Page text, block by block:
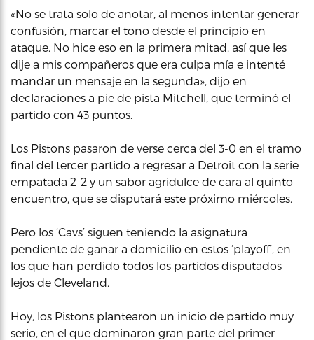
«No se trata solo de anotar, al menos intentar generar
confusión, marcar el tono desde el principio en
ataque. No hice eso en la primera mitad, así que les
dije a mis compañeros que era culpa mía e intenté
mandar un mensaje en la segunda», dijo en
declaraciones a pie de pista Mitchell, que terminó el
partido con 43 puntos.
Los Pistons pasaron de verse cerca del 3-0 en el tramo
final del tercer partido a regresar a Detroit con la serie
empatada 2-2 y un sabor agridulce de cara al quinto
encuentro, que se disputará este próximo miércoles.
Pero los ‘Cavs’ siguen teniendo la asignatura
pendiente de ganar a domicilio en estos ‘playoff’, en
los que han perdido todos los partidos disputados
lejos de Cleveland.
Hoy, los Pistons plantearon un inicio de partido muy
serio, en el que dominaron gran parte del primer